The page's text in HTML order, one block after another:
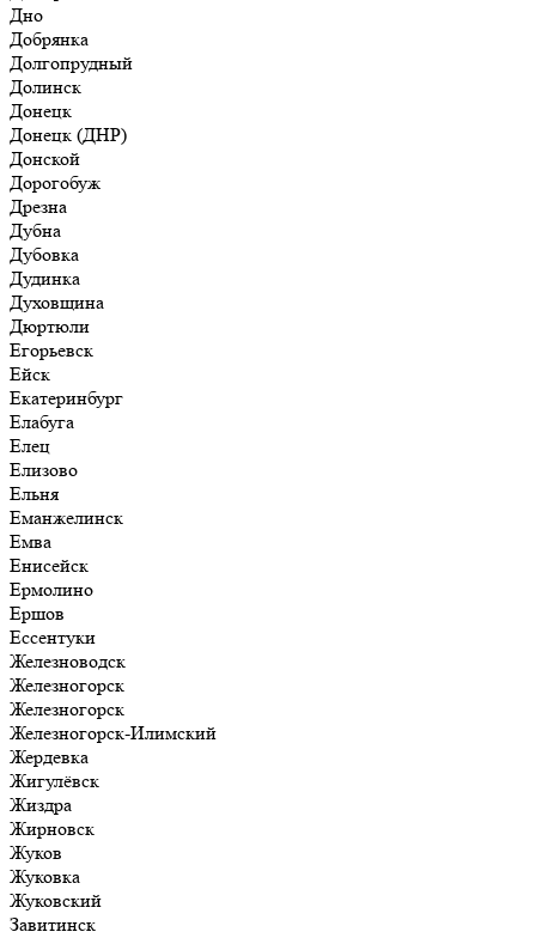
Дно
Добрянка
Долгопрудный
Долинск
Донецк
Донецк (ДНР)
Донской
Дорогобуж
Дрезна
Дубна
Дубовка
Дудинка
Духовщина
Дюртюли
Егорьевск
Ейск
Екатеринбург
Елабуга
Елец
Елизово
Ельня
Еманжелинск
Емва
Енисейск
Ермолино
Ершов
Ессентуки
Железноводск
Железногорск
Железногорск
Железногорск-Илимский
Жердевка
Жигулёвск
Жиздра
Жирновск
Жуков
Жуковка
Жуковский
Завитинск